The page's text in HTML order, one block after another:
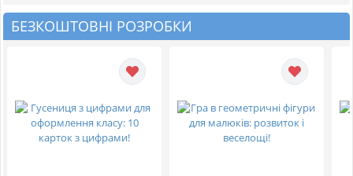
БЕЗКОШТОВНІ РОЗРОБКИ